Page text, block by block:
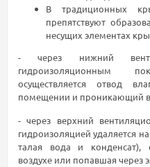
В традиционных
препятствуют
несущих элементах
- через нижний
гидроизоляционным
осуществляется отвод
помещении и проникающий в
- через верхний
гидроизоляцией удаляется
талая вода и конденсат),
воздухе или попавшая через